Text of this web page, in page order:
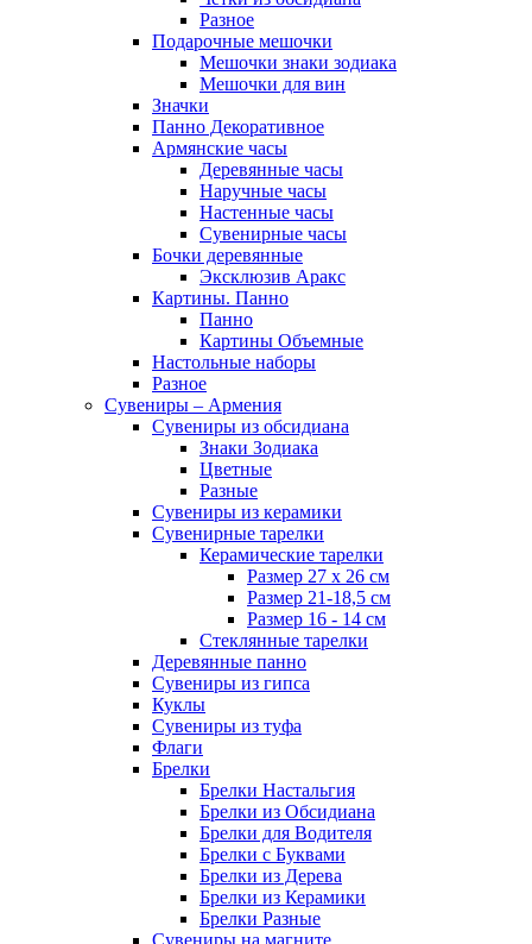
Разное
Подарочные мешочки
Мешочки знаки зодиака
Мешочки для вин
Значки
Панно Декоративное
Армянские часы
Деревянные часы
Наручные часы
Настенные часы
Сувенирные часы
Бочки деревянные
Эксклюзив Аракс
Картины. Панно
Панно
Картины Объемные
Настольные наборы
Разное
Сувениры – Армения
Сувениры из обсидиана
Знаки Зодиака
Цветные
Разные
Сувениры из керамики
Сувенирные тарелки
Керамические тарелки
Размер 27 х 26 см
Размер 21-18,5 см
Размер 16 - 14 см
Стеклянные тарелки
Деревянные панно
Сувениры из гипса
Куклы
Сувениры из туфа
Флаги
Брелки
Брелки Настальгия
Брелки из Обсидиана
Брелки для Водителя
Брелки с Буквами
Брелки из Дерева
Брелки из Керамики
Брелки Разные
Сувениры на магните